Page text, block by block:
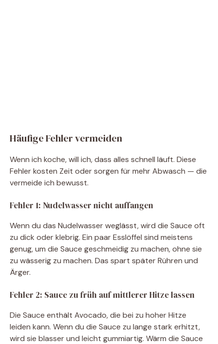
Häufige Fehler vermeiden
Wenn ich koche, will ich, dass alles schnell läuft. Diese
Fehler kosten Zeit oder sorgen für mehr Abwasch — die
vermeide ich bewusst.
Fehler 1: Nudelwasser nicht auffangen
Wenn du das Nudelwasser weglässt, wird die Sauce oft
zu dick oder klebrig. Ein paar Esslöffel sind meistens
genug, um die Sauce geschmeidig zu machen, ohne sie
zu wässerig zu machen. Das spart später Rühren und
Ärger.
Fehler 2: Sauce zu früh auf mittlerer Hitze lassen
Die Sauce enthält Avocado, die bei zu hoher Hitze
leiden kann. Wenn du die Sauce zu lange stark erhitzt,
wird sie blasser und leicht gummiartig. Wärm die Sauce